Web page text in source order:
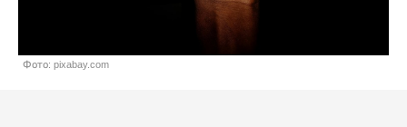
Фото: pixabay.com